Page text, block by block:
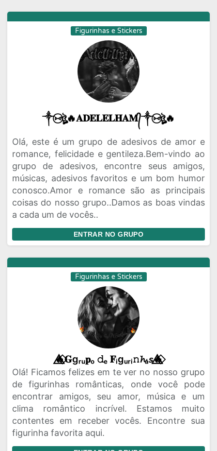
Figurinhas e Stickers
༒⑅⃝ঔৣ🔥𝐀𝐃𝐄𝐋𝐄𝐋𝐇𝐀𝐌᭄༒⑅⃝ঔৣ🔥
Olá, este é um grupo de adesivos de amor e
romance, felicidade e gentileza.Bem-vindo ao
grupo de adesivos, encontre seus amigos,
músicas, adesivos favoritos e um bom humor
conosco.Amor e romance são as principais
coisas do nosso grupo..Damos as boas vindas
a cada um de vocês..
ENTRAR NO GRUPO
Figurinhas e Stickers
🔥⃟⃤𝐆gᵣᵤ𝐩ₒ 𝚍ₑ 𝐅ᵢgᵤᵣᵢ𝚗𝓱ₐ𝘴🔥⃟⃤
Olá! Ficamos felizes em te ver no nosso grupo
de figurinhas românticas, onde você pode
encontrar amigos, seu amor, música e um
clima romântico incrível. Estamos muito
contentes em receber vocês. Encontre sua
figurinha favorita aqui.